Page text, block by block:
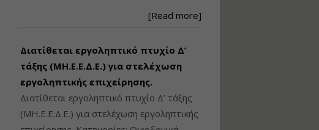
[Read more]
Διατίθεται εργοληπτικό πτυχίο Δ’
τάξης (ΜΗ.Ε.Ε.Δ.Ε.) για στελέχωση
εργοληπτικής επιχείρησης.
Διατίθεται εργοληπτικό πτυχίο Δ’ τάξης
(ΜΗ.Ε.Ε.Δ.Ε.) για στελέχωση εργοληπτικής
Εκπόνηση Τοπικών και
Εισηγητής:
Τιμή από: €130.00
Διάρκεια: 6 ώρες